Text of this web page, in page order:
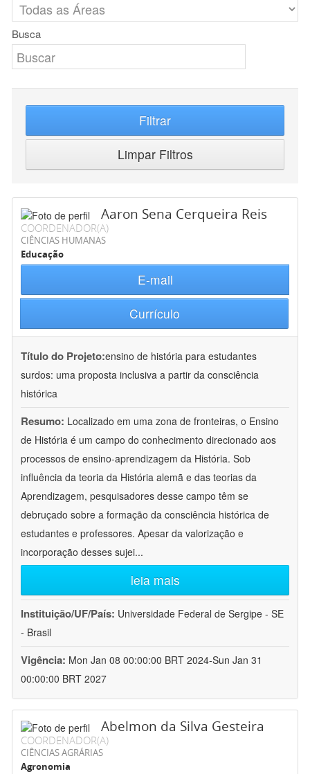
Busca
Filtrar
Limpar Filtros
Aaron Sena Cerqueira Reis
COORDENADOR(A)
CIÊNCIAS HUMANAS
Educação
E-mail
Currículo
Título do Projeto:ensino de história para estudantes
surdos: uma proposta inclusiva a partir da consciência
histórica
Resumo: Localizado em uma zona de fronteiras, o Ensino
de História é um campo do conhecimento direcionado aos
processos de ensino-aprendizagem da História. Sob
influência da teoria da História alemã e das teorias da
Aprendizagem, pesquisadores desse campo têm se
debruçado sobre a formação da consciência histórica de
estudantes e professores. Apesar da valorização e
incorporação desses sujei...
leia mais
Instituição/UF/País: Universidade Federal de Sergipe - SE
- Brasil
Vigência: Mon Jan 08 00:00:00 BRT 2024-Sun Jan 31
00:00:00 BRT 2027
Abelmon da Silva Gesteira
COORDENADOR(A)
CIÊNCIAS AGRÁRIAS
Agronomia